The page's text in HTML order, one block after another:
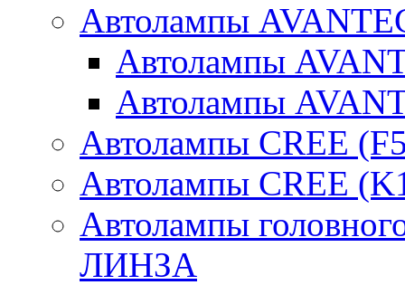
Автолампы
Автолампы
Автолампы
Автолампы CREE
Автолампы CREE
Автолампы
ЛИНЗА